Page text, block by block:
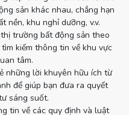
sản khác nhau, chẳng hạn
nền, khu nghỉ dưỡng, v.v.
trường bất động sản theo
kiếm thông tin về khu vực
tâm.
những lời khuyên hữu ích từ
để giúp bạn đưa ra quyết
sáng suốt.
tin về các quy định và luật